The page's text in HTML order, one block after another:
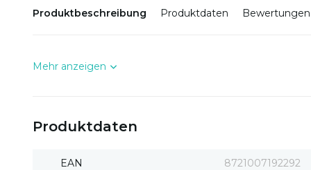
Produktbeschreibung Produktdaten Bewertungen
Mehr anzeigen
Produktdaten
EAN 8721007192292